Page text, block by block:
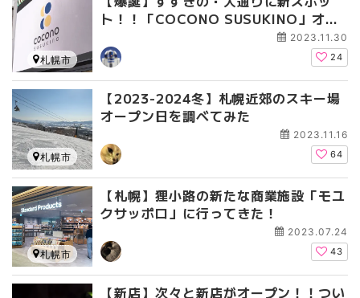
ト！！「COCONO SUSUKINO」オー
2023.11.30
24
札幌市
【2023-2024冬】札幌近郊のスキー場
オープン日を調べてみた
2023.11.16
64
札幌市
【札幌】狸小路の新たな商業施設「モユ
クサッポロ」に行ってきた！
2023.07.24
43
札幌市
【新店】次々と新店がオープン！！つい